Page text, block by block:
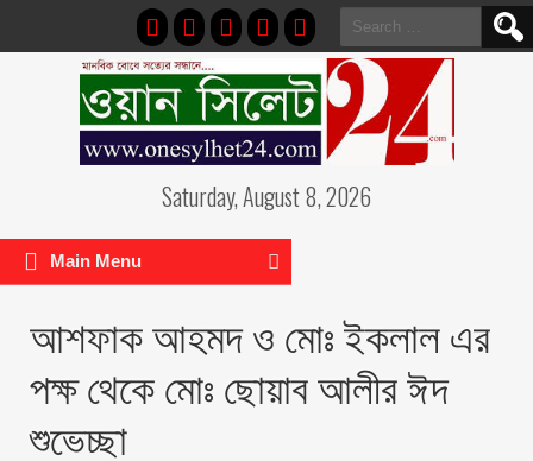
Search
for:
Saturday, August 8, 2026
Main Menu
আশফাক আহমদ ও মোঃ ইকলাল এর
পক্ষ থেকে মোঃ ছোয়াব আলীর ঈদ
শুভেচ্ছা